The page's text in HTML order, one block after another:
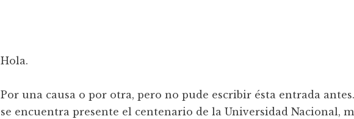
Hola.
Por una causa o por otra, pero no pude escribir ésta entrada
se encuentra presente el centenario de la Universidad Nacional,